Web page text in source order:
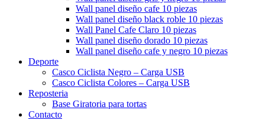
Wall panel diseño cafe 10 piezas
Wall panel diseño black roble 10 piezas
Wall Panel Cafe Claro 10 piezas
Wall panel diseño dorado 10 piezas
Wall panel diseño cafe y negro 10 piezas
Deporte
Casco Ciclista Negro – Carga USB
Casco Ciclista Colores – Carga USB
Reposteria
Base Giratoria para tortas
Contacto